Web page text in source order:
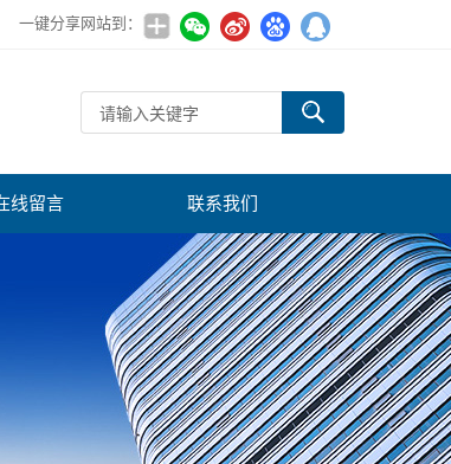
一键分享网站到：
线留言 联系我们